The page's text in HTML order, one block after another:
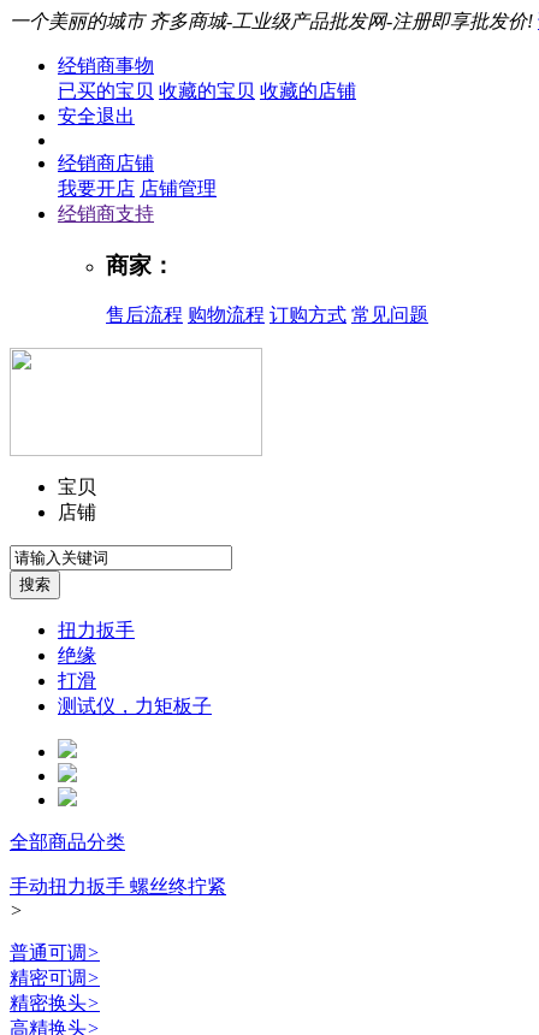
一个美丽的城市 齐多商城-工业级产品批发网-注册即享批发价!
经销商事物
已买的宝贝 收藏的宝贝 收藏的店铺
安全退出
经销商店铺
我要开店 店铺管理
经销商支持
商家：
售后流程 购物流程 订购方式 常见问题
宝贝
店铺
扭力扳手
绝缘
打滑
测试仪，力矩板子
全部商品分类
手动扭力扳手 螺丝终拧紧
>
普通可调>
精密可调>
精密换头>
高精换头>